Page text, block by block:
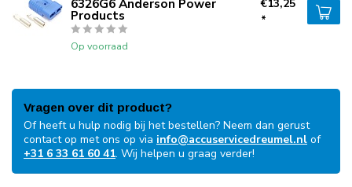
6326G6 Anderson Power
Products
Op voorraad
€13,25
*
Vragen over dit product?
Of heeft u hulp nodig bij het bestellen? Neem dan gerust
contact op met ons op via info@accuservicedreumel.nl of
+31 6 33 61 60 41. Wij helpen u graag verder!